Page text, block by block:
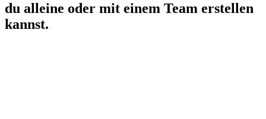
du alleine oder mit einem Team erstellen
kannst.